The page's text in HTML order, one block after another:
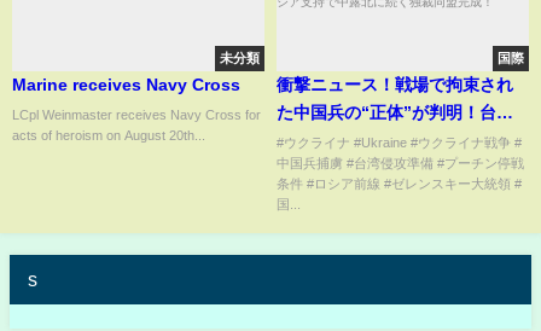
未分類
Marine receives Navy Cross
LCpl Weinmaster receives Navy Cross for
acts of heroism on August 20th...
国際
衝撃ニュース！戦場で拘束され
た中国兵の“正体”が判明！台湾
侵攻に備えロシア前線で戦術視
察か！？プーチン“戦争終結の絶
対条件”を提示！4州譲渡で停戦
中露北に続く独裁同盟完成！
#ウクライナ #Ukraine #ウクライナ戦争 #
中国兵捕虜 #台湾侵攻準備 #プーチン停戦
条件 #ロシア前線 #ゼレンスキー大統領 #
国...
s